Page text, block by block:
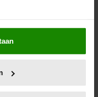
graag:
uw geografische
nauwkeurig kan zijn
(fingerprinting)
ijsjes?